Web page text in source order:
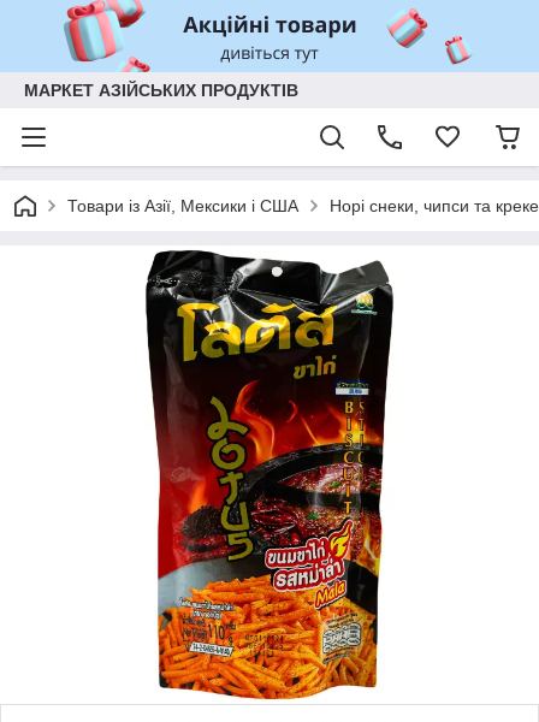
МАРКЕТ АЗІЙСЬКИХ ПРОДУКТІВ
Товари із Азії, Мексики і США Норі снеки, чипси та